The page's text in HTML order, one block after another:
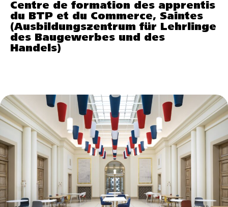
Centre de formation des apprentis
du BTP et du Commerce, Saintes
(Ausbildungszentrum für Lehrlinge
des Baugewerbes und des
Handels)